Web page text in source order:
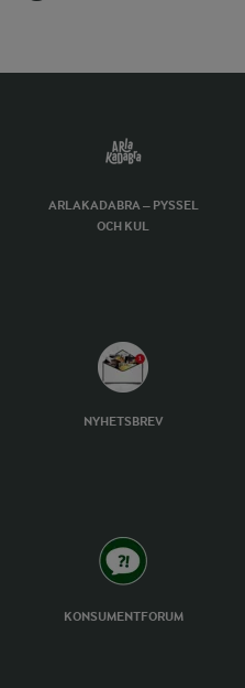
ARLAKADABRA – PYSSEL
OCH KUL
NYHETSBREV
KONSUMENTFORUM